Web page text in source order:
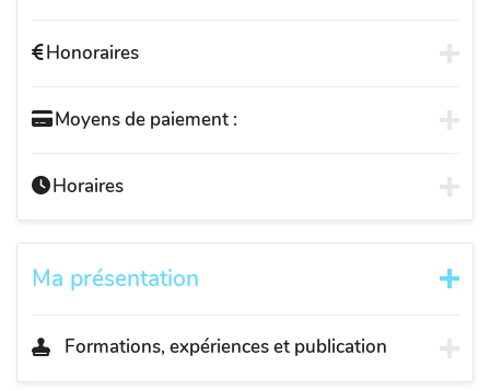
Honoraires
Moyens de paiement :
Horaires
Ma présentation
Formations, expériences et publication